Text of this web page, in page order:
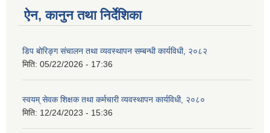
ऐन, कानुन तथा निर्देशिका
डिप बोरिङ्ग संचालन तथा व्यवस्थापन सम्बन्धी कार्यविधी, २०८२
मिति: 05/22/2026 - 17:36
स्वयम् सेवक शिक्षक तथा कर्मचारी व्यवस्थापन कार्यविधी, २०८०
मिति: 12/24/2023 - 15:36